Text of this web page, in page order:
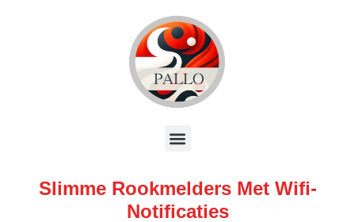
Slimme Rookmelders Met Wifi-
Notificaties